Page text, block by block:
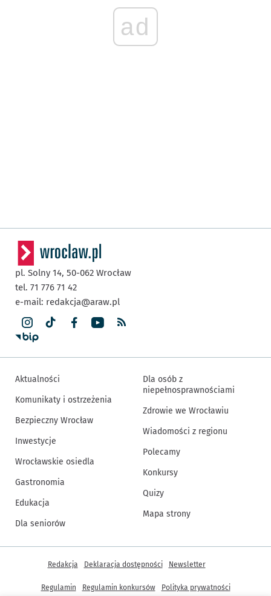
ad
pl. Solny 14, 50-062 Wrocław
tel. 71 776 71 42
e-mail: redakcja@araw.pl
Aktualności
Komunikaty i ostrzeżenia
Bezpieczny Wrocław
Inwestycje
Wrocławskie osiedla
Gastronomia
Edukacja
Dla seniorów
Dla osób z
niepełnosprawnościami
Zdrowie we Wrocławiu
Wiadomości z regionu
Polecamy
Konkursy
Quizy
Mapa strony
Inne informacje
Redakcja Deklaracja dostępności Newsletter
Regulamin Regulamin konkursów Polityka prywatności